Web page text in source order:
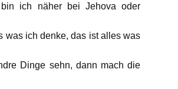
ich näher bei Jehova oder
was ich denke, das ist alles was
Dinge sehn, dann mach die